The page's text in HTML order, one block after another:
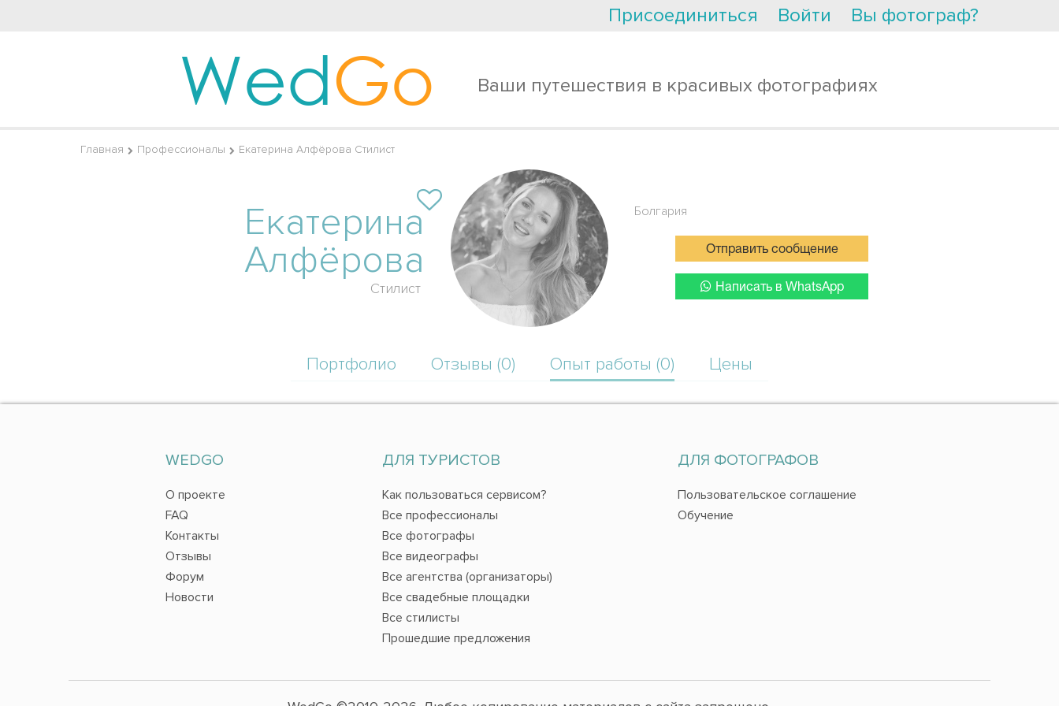
Присоединиться Войти Вы фотограф?
WedGo Ваши путешествия в красивых фотографиях
Главная Профессионалы Екатерина Алфёрова Стилист
Екатерина
Алфёрова
Стилист
Болгария
Отправить сообщение
Написать в WhatsApp
Портфолио Отзывы (0) Опыт работы (0) Цены
WEDGO
О проекте
FAQ
Контакты
Отзывы
Форум
Новости
ДЛЯ ТУРИСТОВ
Как пользоваться сервисом?
Все профессионалы
Все фотографы
Все видеографы
Все агентства (организаторы)
Все свадебные площадки
Все стилисты
Прошедшие предложения
ДЛЯ ФОТОГРАФОВ
Пользовательское соглашение
Обучение